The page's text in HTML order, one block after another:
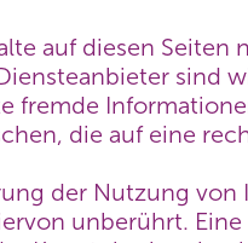
auf diesen Seiten
sind
fremde
die auf eine
der Nutzung von
unberührt.